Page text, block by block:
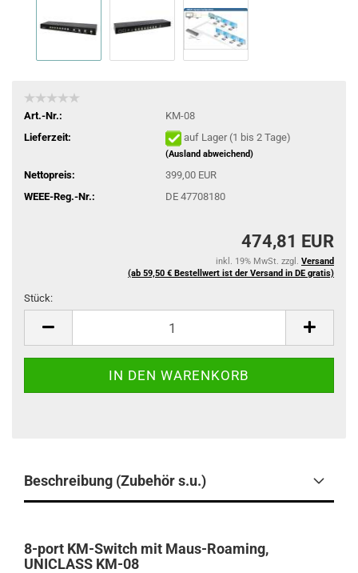
Art.-Nr.:
KM-08
Lieferzeit:
auf Lager (1 bis 2 Tage)
(Ausland abweichend)
Nettopreis:
399,00 EUR
WEEE-Reg.-Nr.:
DE 47708180
474,81 EUR
inkl. 19% MwSt. zzgl. Versand
(ab 59,50 € Bestellwert ist der Versand in DE gratis)
Stück:
Beschreibung (Zubehör s.u.)
8-port KM-Switch mit Maus-Roaming,
UNICLASS KM-08